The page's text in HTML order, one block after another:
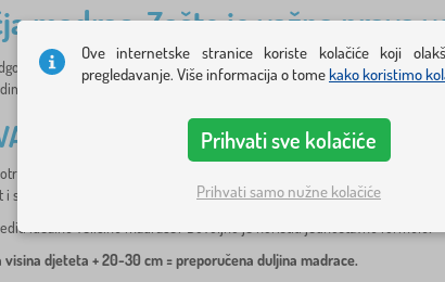
madrac: Zašto je važna prava
dječje madraca
ključan je za udoban i zdrav san vašeg
madraca, kreveta i latoframe. Objasnimo zašto veličina i
VELIČINA DJEČJE MADRACE
uskladiti madracu s unutarnjim dimenzijama kreveta. Ako
sigurnost djeteta.
idealnu veličinu madrace? Dovoljno je koristiti jednostavnu formulu:
visina djeteta + 20-30 cm = preporučena duljina madrace.
Ove internetske stranice koriste kolačiće koji
pregledavanje. Više informacija o tomekako koristimo
Prihvati sve kolačiće
Prihvati samo nužne kolačiće